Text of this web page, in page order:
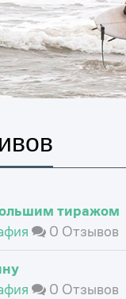
тиражом
0 Отзывов
0 Отзывов